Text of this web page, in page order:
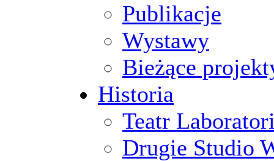
Publikacje
Wystawy
Bieżące
Historia
Teatr
Drugie Studio